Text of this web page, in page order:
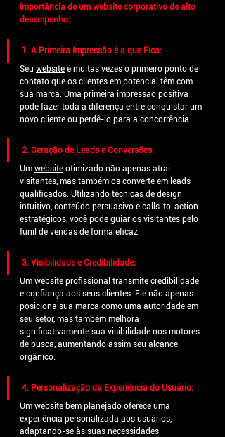
importância de um website corporativo de alto
desempenho:
1. A Primeira Impressão é a que Fica:
Seu website é muitas vezes o primeiro ponto de
contato que os clientes em potencial têm com
sua marca. Uma primeira impressão positiva
pode fazer toda a diferença entre conquistar um
novo cliente ou perdê-lo para a concorrência.
2. Geração de Leads e Conversões:
Um website otimizado não apenas atrai
visitantes, mas também os converte em leads
qualificados. Utilizando técnicas de design
intuitivo, conteúdo persuasivo e calls-to-action
estratégicos, você pode guiar os visitantes pelo
funil de vendas de forma eficaz.
3. Visibilidade e Credibilidade:
Um website profissional transmite credibilidade
e confiança aos seus clientes. Ele não apenas
posiciona sua marca como uma autoridade em
seu setor, mas também melhora
significativamente sua visibilidade nos motores
de busca, aumentando assim seu alcance
orgânico.
4. Personalização da Experiência do Usuário:
Um website bem planejado oferece uma
experiência personalizada aos usuários,
adaptando-se às suas necessidades